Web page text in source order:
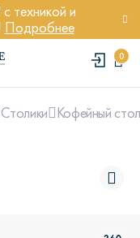
техникой и
Подробнее
0
Столики Кофейный